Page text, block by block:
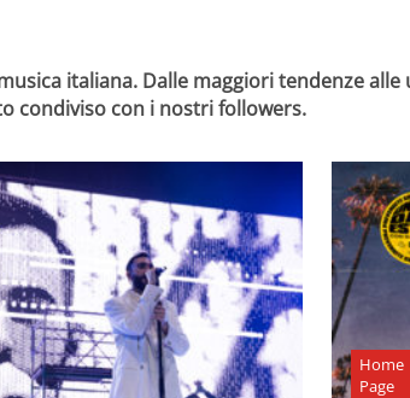
italiana. Dalle maggiori tendenze
condiviso con i nostri followers.
Home
Page